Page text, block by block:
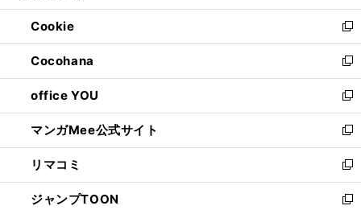
開
く
ウ
で
開
く
ン
ド
ウ
で
開
く
ウ
ィ
ン
ド
ウ
で
開
く
Cookie
新
し
い
ウ
ィ
ン
ド
ウ
で
開
く
Cocohana
新
し
い
ウ
ィ
ン
ド
ウ
で
office YOU
新
し
い
ウ
ィ
ン
ド
マンガMee公式サイト
新
し
い
ウ
ィ
リマコミ
新
し
い
ジャンプTOON
新